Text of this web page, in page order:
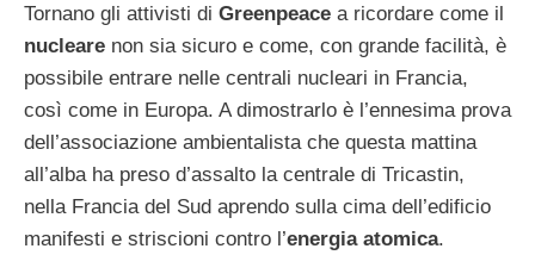
Tornano gli attivisti di Greenpeace a ricordare come il
nucleare non sia sicuro e come, con grande facilità, è
possibile entrare nelle centrali nucleari in Francia,
così come in Europa. A dimostrarlo è l’ennesima prova
dell’associazione ambientalista che questa mattina
all’alba ha preso d’assalto la centrale di Tricastin,
nella Francia del Sud aprendo sulla cima dell’edificio
manifesti e striscioni contro l’energia atomica.